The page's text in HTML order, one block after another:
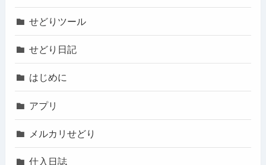
せどりツール
せどり日記
はじめに
アプリ
メルカリせどり
仕入日誌